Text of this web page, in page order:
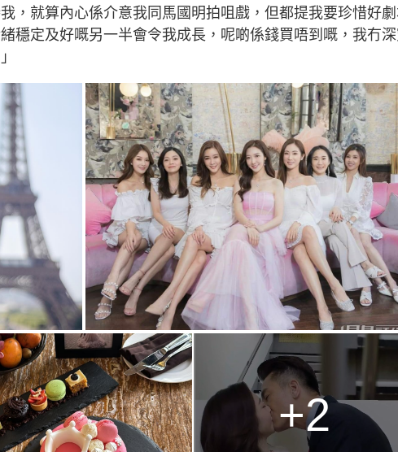
，就算內心係介意我同馬國明拍咀戲，但都提我要珍惜好
穩定及好嘅另一半會令我成長，呢啲係錢買唔到嘅，我冇
+2